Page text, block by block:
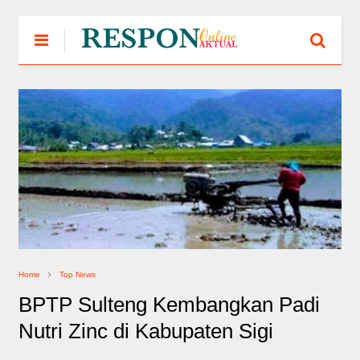
Home Top News
BPTP Sulteng Kembangkan Padi
Nutri Zinc di Kabupaten Sigi